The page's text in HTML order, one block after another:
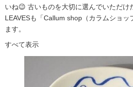
いね😉 古いものを大切に選んでいただけ
LEAVESも「Callum shop（カラムショッ
ます。
すべて表示